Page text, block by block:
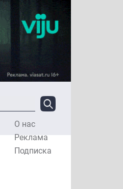
О нас
Реклама
Подписка